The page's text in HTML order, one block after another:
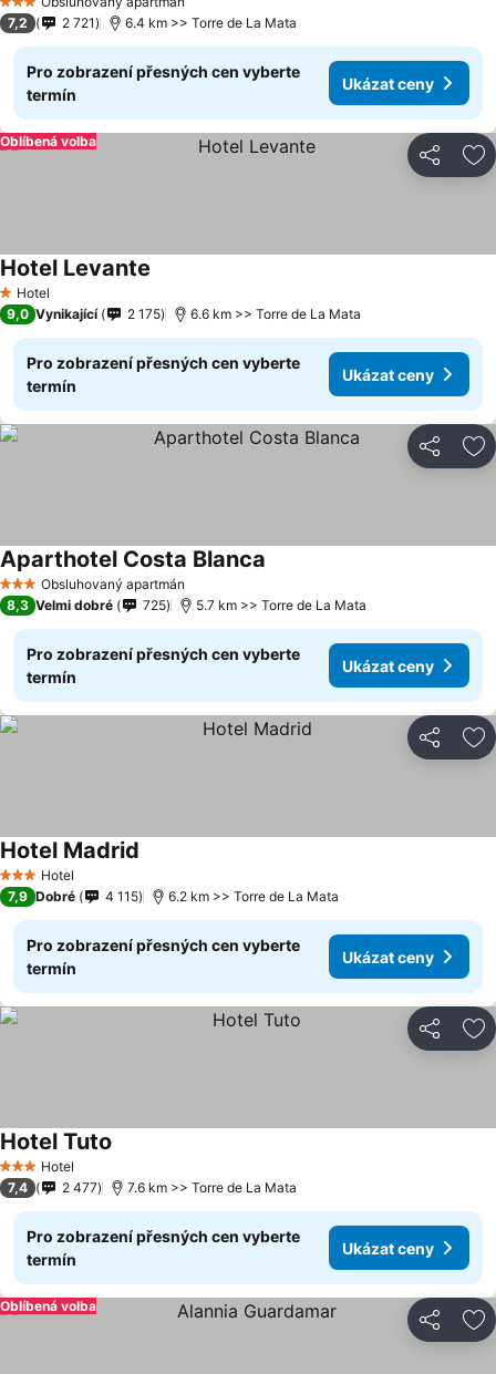
3 Počet hvězdiček
7,2
2 721 6.4 km >> Torre de La Mata
Pro zobrazení přesných cen vyberte
termín
Ukázat ceny
Sdílet
Oblíbená volba
1 Počet hvězdiček
Hotel
Hotel Levante
9,0 Vynikající 2 175 6.6 km >> Torre de La Mata
Pro zobrazení přesných cen vyberte
termín
Ukázat ceny
Sdílet
3 Počet hvězdiček
Obsluhovaný apartmán
Aparthotel Costa Blanca
8,3 Velmi dobré 725 5.7 km >> Torre de La Mata
Pro zobrazení přesných cen vyberte
termín
Ukázat ceny
Sdílet
3 Počet hvězdiček
Hotel
Hotel Madrid
7,9 Dobré 4 115 6.2 km >> Torre de La Mata
Pro zobrazení přesných cen vyberte
termín
Ukázat ceny
Sdílet
3 Počet hvězdiček
Hotel
Hotel Tuto
7,4 2 477 7.6 km >> Torre de La Mata
Pro zobrazení přesných cen vyberte
termín
Ukázat ceny
Sdílet
Oblíbená volba